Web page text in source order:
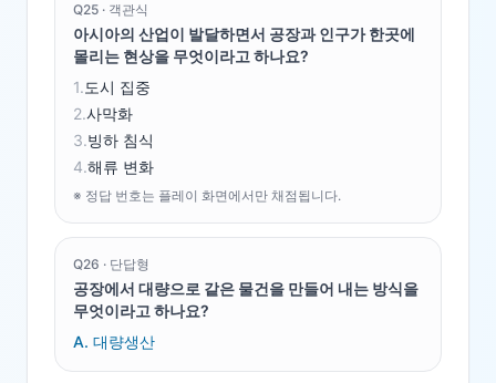
Q25 · 객관식
아시아의 산업이 발달하면서 공장과 인구가 한곳에
몰리는 현상을 무엇이라고 하나요?
1.도시 집중
2.사막화
3.빙하 침식
4.해류 변화
※ 정답 번호는 플레이 화면에서만 채점됩니다.
Q26 · 단답형
공장에서 대량으로 같은 물건을 만들어 내는 방식을
무엇이라고 하나요?
A. 대량생산